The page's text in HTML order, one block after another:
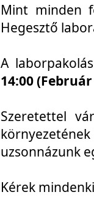
Mint minden
Hegesztő
A
14:00
Szeretettel
uzsonnázunk
Kérek